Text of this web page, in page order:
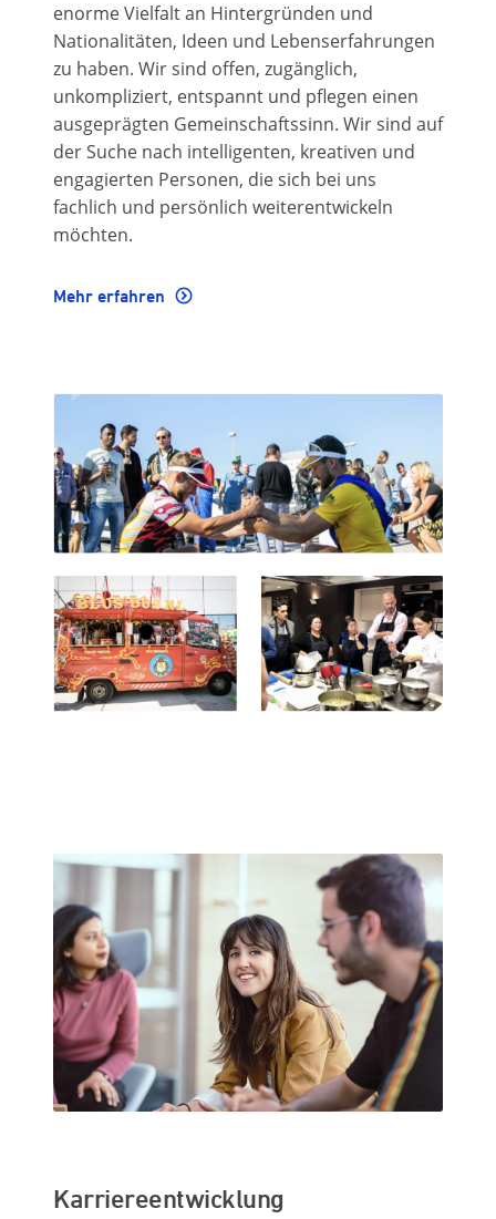
enorme Vielfalt an Hintergründen und
Nationalitäten, Ideen und Lebenserfahrungen
zu haben. Wir sind offen, zugänglich,
unkompliziert, entspannt und pflegen einen
ausgeprägten Gemeinschaftssinn. Wir sind auf
der Suche nach intelligenten, kreativen und
engagierten Personen, die sich bei uns
fachlich und persönlich weiterentwickeln
möchten.
Mehr erfahren
Karriereentwicklung